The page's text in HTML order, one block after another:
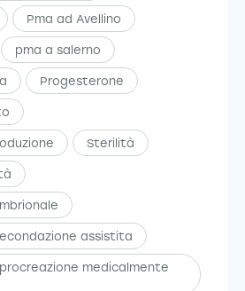
Pma ad Avellino
pma a salerno
Progesterone
Sterilità
assistita
medicalmente